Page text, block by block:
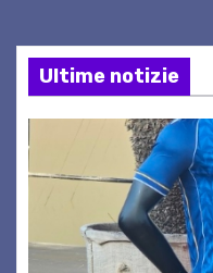
Ultime notizie